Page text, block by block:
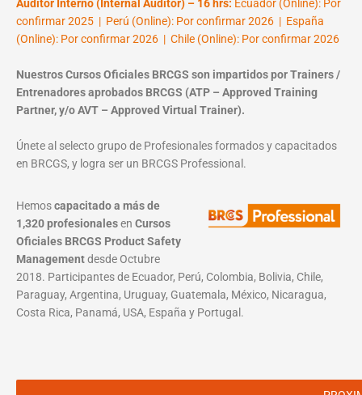
Auditor Interno (Internal Auditor) – 16 hrs: Ecuador (Online): Por
confirmar 2025 | Perú (Online): Por confirmar 2026 | España
(Online): Por confirmar 2026 | Chile (Online): Por confirmar 2026
Nuestros Cursos Oficiales BRCGS son impartidos por Trainers /
Entrenadores aprobados BRCGS (ATP – Approved Training
Partner, y/o AVT – Approved Virtual Trainer).
Únete al selecto grupo de Profesionales formados y capacitados
en BRCGS, y logra ser un BRCGS Professional.
Hemoscapacitado a más de
1,320 profesionalesen Cursos
Oficiales BRCGS Product Safety
Managementdesde Octubre
2018. Participantes de Ecuador, Perú, Colombia, Bolivia, Chile,
Paraguay, Argentina, Uruguay, Guatemala, México, Nicaragua,
Costa Rica, Panamá, USA, España y Portugal.